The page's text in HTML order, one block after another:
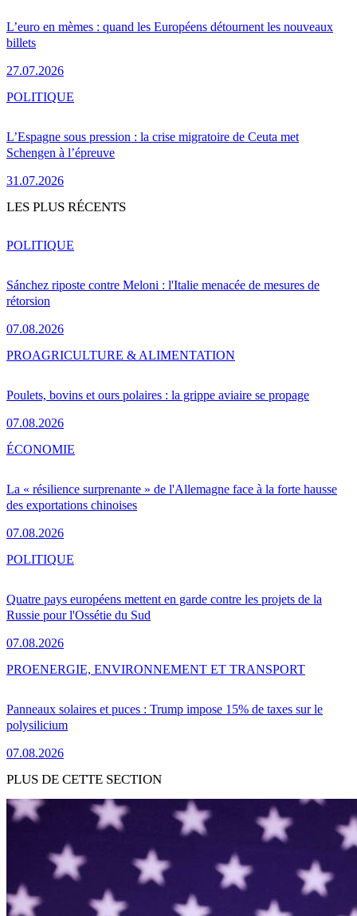
L’euro en mèmes : quand les Européens détournent les nouveaux
billets
27.07.2026
L’Espagne sous pression : la crise migratoire de Ceuta met
Schengen à l’épreuve
31.07.2026
POLITIQUE
LES PLUS RÉCENTS
Sánchez riposte contre Meloni : l'Italie menacée de mesures de
rétorsion
07.08.2026
POLITIQUE
Poulets, bovins et ours polaires : la grippe aviaire se propage
07.08.2026
PROAGRICULTURE & ALIMENTATION
La « résilience surprenante » de l'Allemagne face à la forte hausse
des exportations chinoises
07.08.2026
ÉCONOMIE
Quatre pays européens mettent en garde contre les projets de la
Russie pour l'Ossétie du Sud
07.08.2026
POLITIQUE
Panneaux solaires et puces : Trump impose 15% de taxes sur le
polysilicium
07.08.2026
PROENERGIE, ENVIRONNEMENT ET TRANSPORT
PLUS DE CETTE SECTION